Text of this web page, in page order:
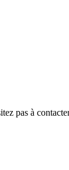
pas à